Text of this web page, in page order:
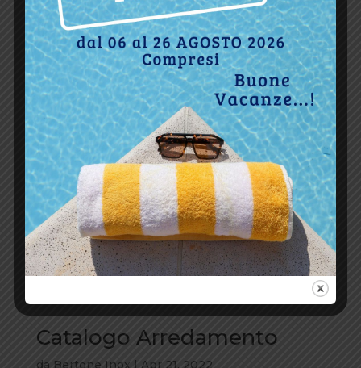
Catalogo Arredamento
da Bertone Inox | Apr 21, 2022